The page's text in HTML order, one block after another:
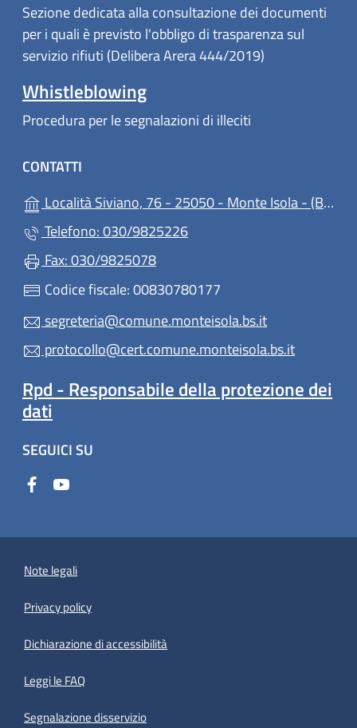
Sezione dedicata alla consultazione dei documenti
per i quali è previsto l'obbligo di trasparenza sul
servizio rifiuti (Delibera Arera 444/2019)
Whistleblowing
Procedura per le segnalazioni di illeciti
CONTATTI
Località Siviano, 76 - 25050 - Monte Isola - (BS)
Telefono: 030/9825226
Fax: 030/9825078
Codice fiscale: 00830780177
segreteria@comune.monteisola.bs.it
protocollo@cert.comune.monteisola.bs.it
Rpd - Responsabile della protezione dei
dati
SEGUICI SU
Note legali
Privacy policy
Dichiarazione di accessibilità
Leggi le FAQ
Segnalazione disservizio